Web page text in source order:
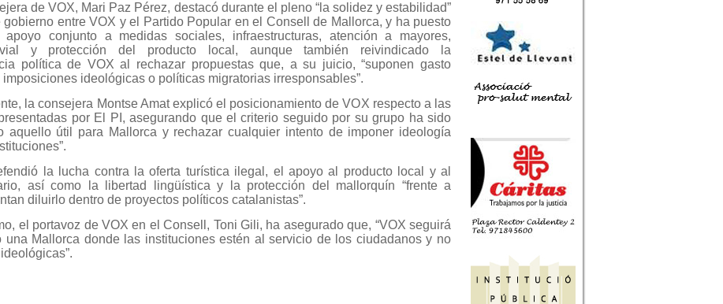
de VOX, Mari Paz Pérez, destacó durante el pleno “la solidez y estabilidad”
gobierno entre VOX y el Partido Popular en el Consell de Mallorca, y ha puesto
conjunto a medidas sociales, infraestructuras, atención a mayores,
y protección del producto local, aunque también reivindicado la
política de VOX al rechazar propuestas que, a su juicio, “suponen gasto
ideológicas o políticas migratorias irresponsables”.
la consejera Montse Amat explicó el posicionamiento de VOX respecto a las
por El PI, asegurando que el criterio seguido por su grupo ha sido
aquello útil para Mallorca y rechazar cualquier intento de imponer ideología
la lucha contra la oferta turística ilegal, el apoyo al producto local y al
así como la libertad lingüística y la protección del mallorquín “frente a
diluirlo dentro de proyectos políticos catalanistas”.
el portavoz de VOX en el Consell, Toni Gili, ha asegurado que, “VOX seguirá
una Mallorca donde las instituciones estén al servicio de los ciudadanos y no